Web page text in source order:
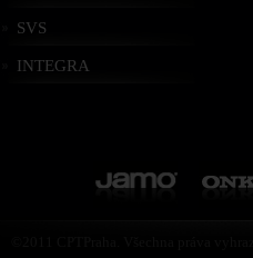
SVS
INTEGRA